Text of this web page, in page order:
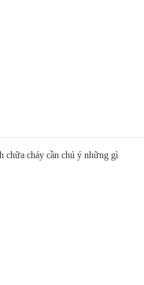
chữa cháy cần chú ý những gì